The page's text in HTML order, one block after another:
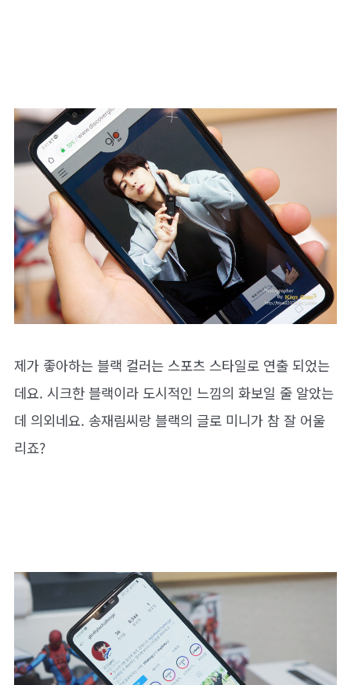
제가 좋아하는 블랙 컬러는 스포츠 스타일로 연출 되었는
데요. 시크한 블랙이라 도시적인 느낌의 화보일 줄 알았는
데 의외네요. 송재림씨랑 블랙의 글로 미니가 참 잘 어울
리죠?